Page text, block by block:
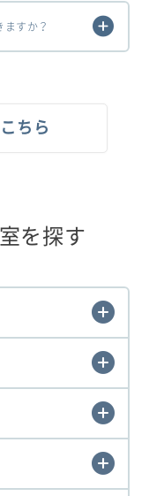
ますか？
ちら
を探す